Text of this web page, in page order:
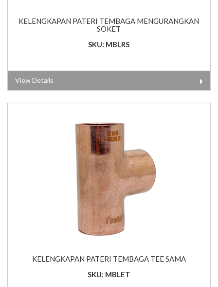
KELENGKAPAN PATERI TEMBAGA MENGURANGKAN
SOKET
SKU: MBLRS
View Details
KELENGKAPAN PATERI TEMBAGA TEE SAMA
SKU: MBLET